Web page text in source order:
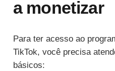
a monetizar
Para ter acesso ao
TikTok, você precisa
básicos: